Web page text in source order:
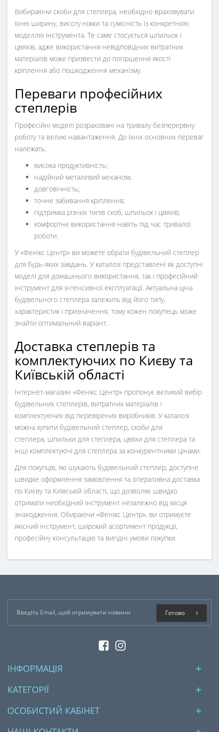
Вибираючи скоби для степлера, необхідно враховувати
їхню ширину, висоту ніжки та сумісність із конкретною
моделлю інструмента. Те саме стосується шпильок і
цвяхів, адже використання невідповідних витратних
матеріалів може призвести до погіршення якості
кріплення або пошкодження механізму.
Переваги професійних
степлерів
Професійні моделі розраховані на тривалу безперервну
роботу та великі навантаження. До їхніх основних переваг
належать:
висока продуктивність;
надійний металевий механізм;
довговічність;
точне забивання кріплення;
підтримка різних типів скоб, шпильок і цвяхів;
комфортне використання навіть під час тривалої
роботи.
У «Фенікс Центр» ви можете обрати будівельний степлер
для будь-яких завдань. У каталозі представлені як доступні
моделі для домашнього використання, так і професійний
інструмент для інтенсивної експлуатації. Актуальна ціна
будівельного степлера залежить від його типу,
характеристик і призначення, тому кожен покупець може
знайти оптимальний варіант.
Доставка степлерів та
комплектуючих по Києву та
Київській області
Інтернет-магазин «Фенікс Центр» пропонує великий вибір
будівельних степлерів, витратних матеріалів і
комплектуючих від перевірених виробників. У каталозі
можна купити будівельний степлер, скоби для
степлера, шпильки для степлера, цвяхи для степлера та
інші комплектуючі для степлера за конкурентними цінами.
Для покупців, які шукають будівельний степлер, доступне
швидке оформлення замовлення та оперативна доставка
по Києву та Київській області, що дозволяє швидко
отримати необхідний інструмент незалежно від місця
знаходження. Обираючи «Фенікс Центр», ви отримуєте
якісний інструмент, широкий асортимент продукції,
професійну консультацію та вигідні умови покупки.
Готово
ІНФОРМАЦІЯ
КАТЕГОРІЇ
ОСОБИСТИЙ КАБІНЕТ